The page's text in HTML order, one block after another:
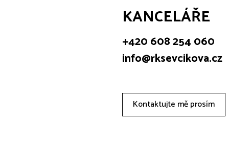
KANCELÁŘE
+420 608 254 060
info@rksevcikova.cz
Kontaktujte mě prosím